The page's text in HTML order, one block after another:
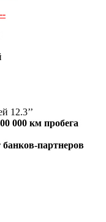
12.3’’
000 км пробега
партнеров